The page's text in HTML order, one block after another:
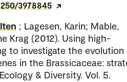
3978845
; Lagesen, Karin; Mable,
Krag (2012). Using high-
to investigate the evolution
in the Brassicaceae:
& Diversity. Vol. 5.